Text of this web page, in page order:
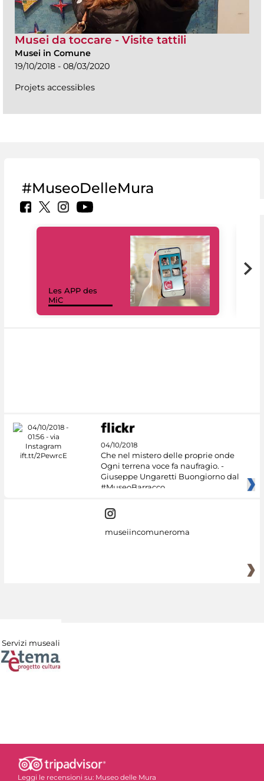
Musei da toccare - Visite tattili
Musei in Comune
19/10/2018 - 08/03/2020
Projets accessibles
#MuseoDelleMura
Les APP des
MiC
04/10/2018
Che nel mistero delle proprie onde
Ogni terrena voce fa naufragio. -
Giuseppe Ungaretti Buongiorno dal
#MuseoBarracco
museiincomuneroma
Servizi museali
Leggi le recensioni su: Museo delle Mura